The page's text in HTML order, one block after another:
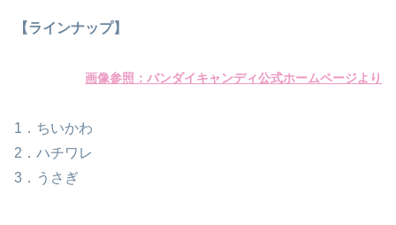
【ラインナップ】
画像参照：バンダイキャンディ公式ホームページより
1．ちいかわ
2．ハチワレ
3．うさぎ